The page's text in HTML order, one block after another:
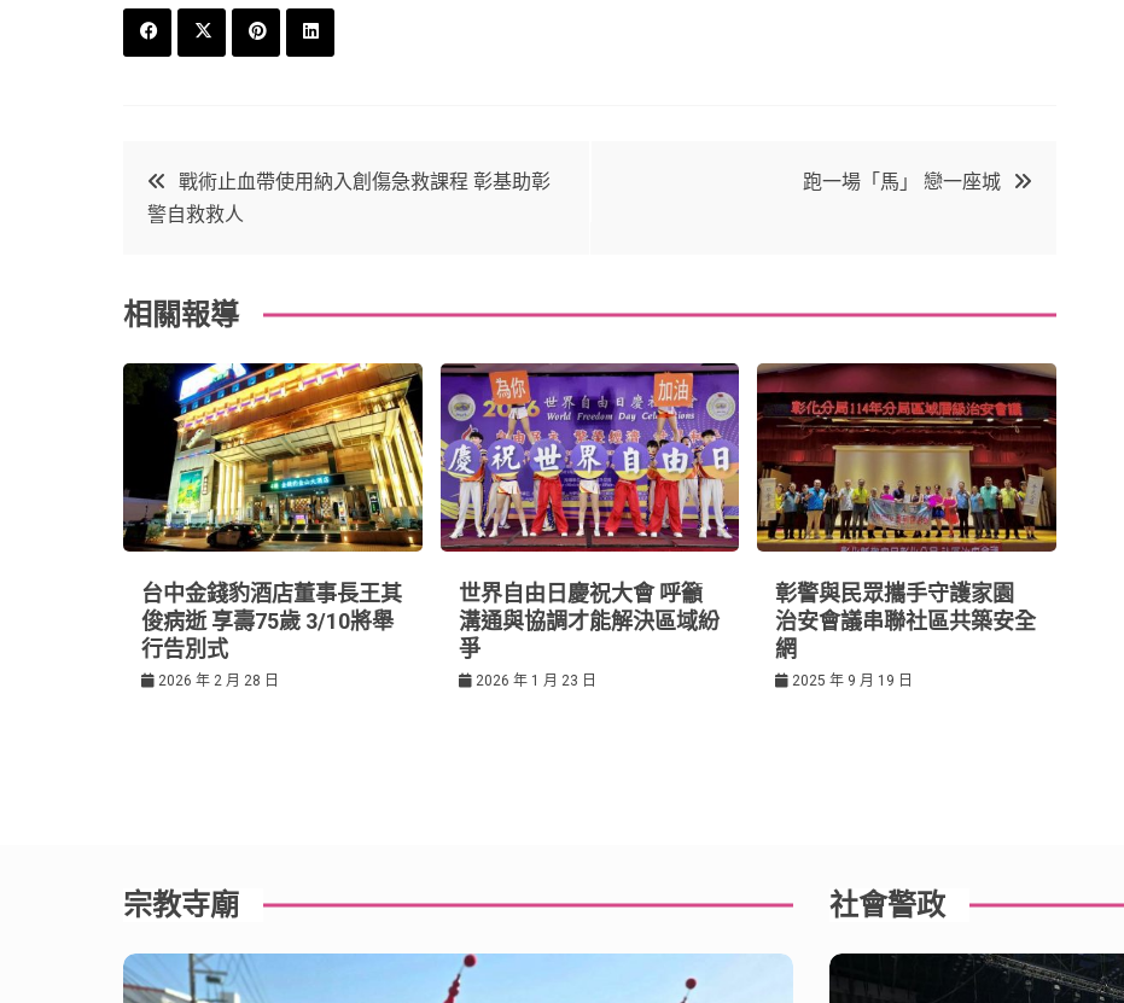
o
k
t
e
t
e
文
章
導
覽
戰術止血帶使用納入創傷急救課程 彰基助彰
警自救救人
跑一場「馬」 戀一座城
相關報導
台中金錢豹酒店董事長王其
俊病逝 享壽75歲 3/10將舉
行告別式
2026 年 2 月 28 日
世界自由日慶祝大會 呼籲
溝通與協調才能解決區域紛
爭
2026 年 1 月 23 日
彰警與民眾攜手守護家園
治安會議串聯社區共築安全
網
2025 年 9 月 19 日
宗教寺廟 社會警政